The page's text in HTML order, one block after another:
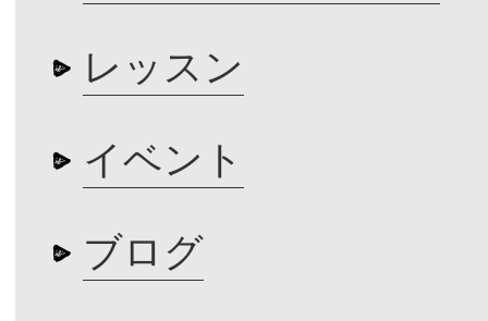
レッスン
イベント
ブログ